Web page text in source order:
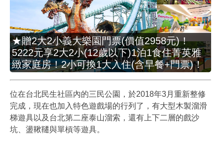
★贈2大2小義大樂園門票(價值2958元)！
5222元享2大2小(12歲以下)1泊1食住菁英雅
緻家庭房！2小可換1大入住(含早餐+門票)！
位在台北民生社區內的三民公園，於2018年3月重新整修
完成，現在也加入特色遊戲場的行列了，有大型木製溜滑
梯遊具以及台北第二座泰山溜索，還有上下二層的戲沙
坑、盪鞦韆與單槓等遊具。